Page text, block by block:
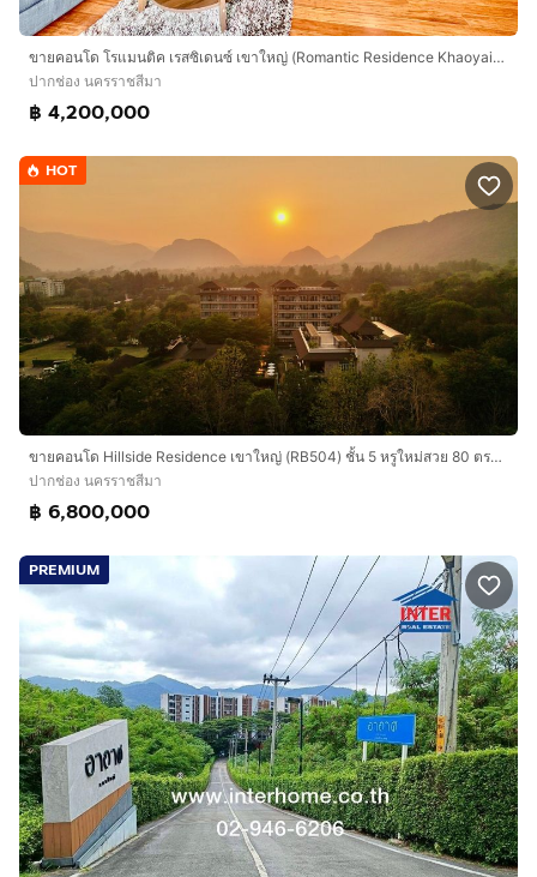
ขายคอนโด โรแมนติค เรสซิเดนซ์ เขาใหญ่ (Romantic Residence Khaoyai) ใหม่ 50 ตรม. วิวสวยอากาศดีพร้อมอยู่อาศัย
ปากช่อง นครราชสีมา
฿ 4,200,000
HOT
ขายคอนโด Hillside Residence เขาใหญ่ (RB504) ชั้น 5 หรูใหม่สวย 80 ตรม. วิวสวย อากาศดี พร้อมอยู่อาศัย
ปากช่อง นครราชสีมา
฿ 6,800,000
PREMIUM